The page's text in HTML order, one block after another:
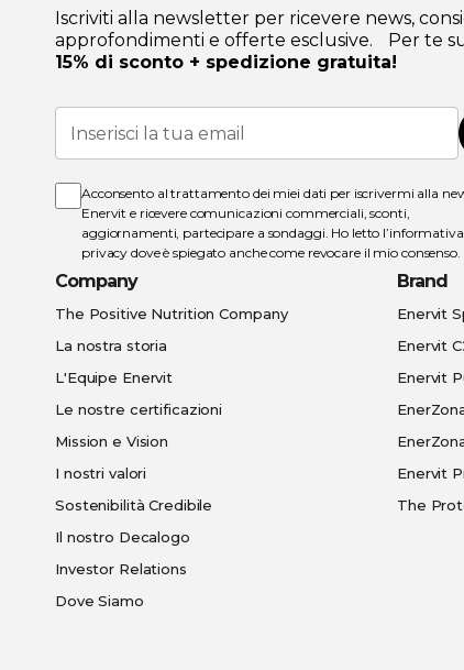
Iscriviti alla newsletter per ricevere news,
approfondimenti e offerte esclusive. Per te
15% di sconto + spedizione gratuita!
Iscriviti
alla
nostra
Acconsento al trattamento dei miei dati per iscrivermi alla
Enervit e ricevere comunicazioni commerciali, sconti,
aggiornamenti, partecipare a sondaggi. Ho letto l’informativa
privacy dove è spiegato anche come revocare il mio consenso.
Company
The Positive Nutrition Company
La nostra storia
L'Equipe Enervit
Le nostre certificazioni
Mission e Vision
I nostri valori
Sostenibilità Credibile
Il nostro Decalogo
Investor Relations
Dove Siamo
Brand
Enervit
Enervit
Enervit
Enervit
The